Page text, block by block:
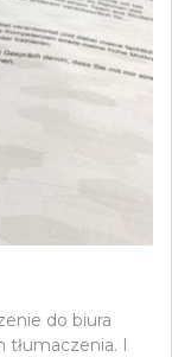
do biura
tłumaczenia. I